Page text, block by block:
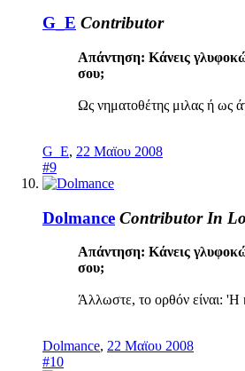
G_E Contributor
Απάντηση: Κάνεις
σου;
Ως νηματοθέτης μιλας ή ως
G_E, 22 Μαϊου 2008
#9
Dolmance Contributor In
Απάντηση: Κάνεις
σου;
Άλλωστε, το ορθόν είναι: 'Η
Dolmance, 22 Μαϊου 2008
#10